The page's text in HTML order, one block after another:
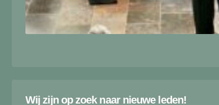
Wij zijn op zoek naar nieuwe leden!